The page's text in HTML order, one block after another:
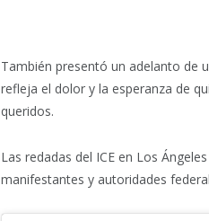
También presentó un adelanto de
refleja el dolor y la esperanza de
queridos.
Las redadas del ICE en Los
manifestantes y autoridades